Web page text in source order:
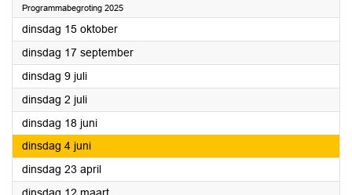
Programmabegroting 2025
dinsdag 15 oktober2024
dinsdag 17 september2024
dinsdag 9 juli2024
dinsdag 2 juli2024
dinsdag 18 juni2024
dinsdag 4 juni2024
dinsdag 23 april2024
2024